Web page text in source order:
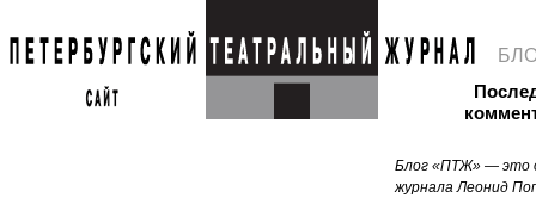
Блог «ПТЖ» — это
журнала Леонид